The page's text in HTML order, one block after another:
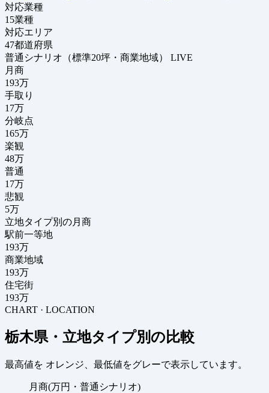
対応業種
15業種
対応エリア
47都道府県
普通シナリオ（標準20坪・商業地域）
LIVE
月商
193万
手取り
17万
分岐点
165万
楽観
48万
普通
17万
悲観
5万
立地タイプ別の月商
駅前一等地
193万
商業地域
193万
住宅街
193万
CHART · LOCATION
栃木県・立地タイプ別の比較
最高値を オレンジ 、最低値をグレーで表示しています。
月商(万円・普通シナリオ)